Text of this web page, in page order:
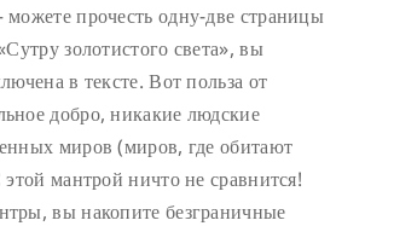
прочесть одну-две страницы
золотистого света», вы
в тексте. Вот польза от
добро, никакие людские
миров (миров, где обитают
мантрой ничто не сравнится!
вы накопите безграничные